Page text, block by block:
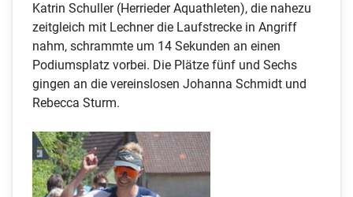
Katrin Schuller (Herrieder Aquathleten), die nahezu
zeitgleich mit Lechner die Laufstrecke in Angriff
nahm, schrammte um 14 Sekunden an einen
Podiumsplatz vorbei. Die Plätze fünf und Sechs
gingen an die vereinslosen Johanna Schmidt und
Rebecca Sturm.